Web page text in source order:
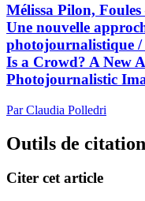
Mélissa Pilon,
Une nouvelle
photojournalistique
Is a Crowd? A New
Photojournalistic
Par Claudia Polledri
Outils de citation
Citer cet article